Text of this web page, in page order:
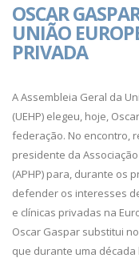
OSCAR
UNIÃO
PRIVADA
A Assembleia Geral da
(UEHP) elegeu, hoje,
federação. No encontro,
presidente da
(APHP) para, durante os
defender os interesses
e clínicas privadas na
Oscar Gaspar substitui
que durante uma década